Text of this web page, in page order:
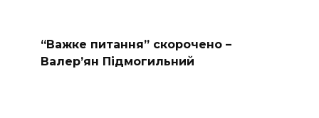
“Важке питання” скорочено –
Валер’ян Підмогильний